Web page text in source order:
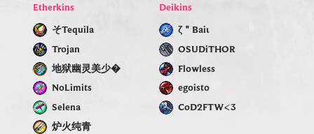
Etherkins
そTequila
Trojan
地狱幽灵美少�
NoLimits
Selenа
炉火纯青
Deikins
ζ＂Baiι
OSUDiTHOR
Flowless
egoisto
CoD2FTW<3